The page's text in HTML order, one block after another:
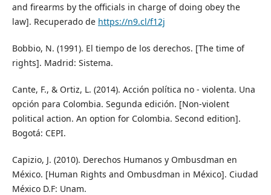
and firearms by the officials in charge of doing obey the
law]. Recuperado de https://n9.cl/f12j
Bobbio, N. (1991). El tiempo de los derechos. [The time of
rights]. Madrid: Sistema.
Cante, F., & Ortiz, L. (2014). Acción política no - violenta. Una
opción para Colombia. Segunda edición. [Non-violent
political action. An option for Colombia. Second edition].
Bogotá: CEPI.
Capizio, J. (2010). Derechos Humanos y Ombusdman en
México. [Human Rights and Ombusdman in México]. Ciudad
México D.F: Unam.